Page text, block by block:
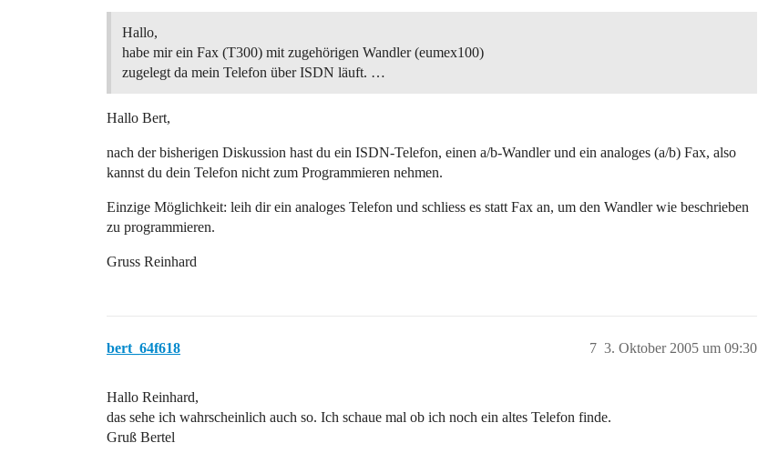
Hallo,
habe mir ein Fax (T300) mit zugehörigen Wandler (eumex100)
zugelegt da mein Telefon über ISDN läuft. …
Hallo Bert,
nach der bisherigen Diskussion hast du ein ISDN-Telefon, einen a/b-Wandler und ein analoges (a/b) Fax, also
kannst du dein Telefon nicht zum Programmieren nehmen.
Einzige Möglichkeit: leih dir ein analoges Telefon und schliess es statt Fax an, um den Wandler wie beschrieben
zu programmieren.
Gruss Reinhard
bert_64f618 3. Oktober 2005 um 09:30
7
Hallo Reinhard,
das sehe ich wahrscheinlich auch so. Ich schaue mal ob ich noch ein altes Telefon finde.
Gruß Bertel